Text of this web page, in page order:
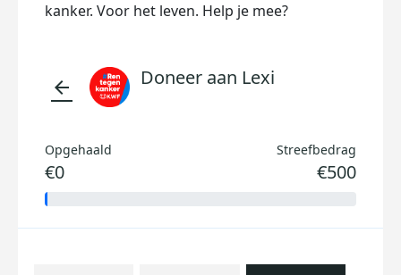
kanker. Voor het leven. Help je mee?
arrow_back Doneer aan Lexi
Opgehaald
€0
Streefbedrag
€500